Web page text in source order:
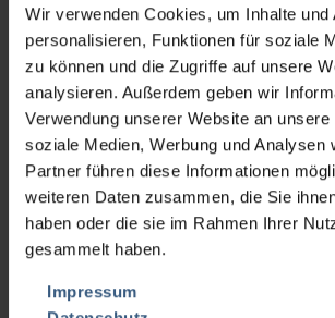
Wir verwenden Cookies, um Inhalte und
personalisieren, Funktionen für soziale
zu können und die Zugriffe auf unsere
analysieren. Außerdem geben wir
Verwendung unserer Website an
soziale Medien, Werbung und Analysen
Partner führen diese Informationen
weiteren Daten zusammen, die Sie
haben oder die sie im Rahmen Ihrer
gesammelt haben.
Impressum
• Scanware-Kmaera für Farbringkontrolle
• Automatischer Schlechtauswurf mit
• Inline-Auslauf zur nachfolgenden
Trayverpackung/Kartoniermaschine
• Mit Formatsätzen für 1, 2, 3, 5, 10, 20 ml
DIN EN ISO 9187-1cf0
• Modem zur Fernüberwachung
• Elektronisches Batch Protokoll mit Audit
• 21 CFR Part 11 Konformität
• Beckhoff Service Tool
• HMI Beckhoff
• IPC Beckhoff CX2020/CX2100
• ABB Servocontroler
• Antrieb 230/400V/50Hz